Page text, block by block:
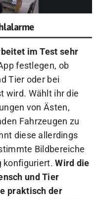
im Test sehr
festlegen, ob
Tier oder bei
wird. Wählt ihr die
von Ästen,
Fahrzeugen zu
diese allerdings
Bildbereiche
konfiguriert.Wird die
und Tier
praktisch der